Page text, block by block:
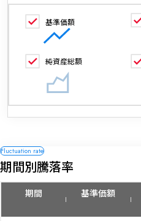
基準価額
純資産総額
期間別騰落率
期間 基準価額